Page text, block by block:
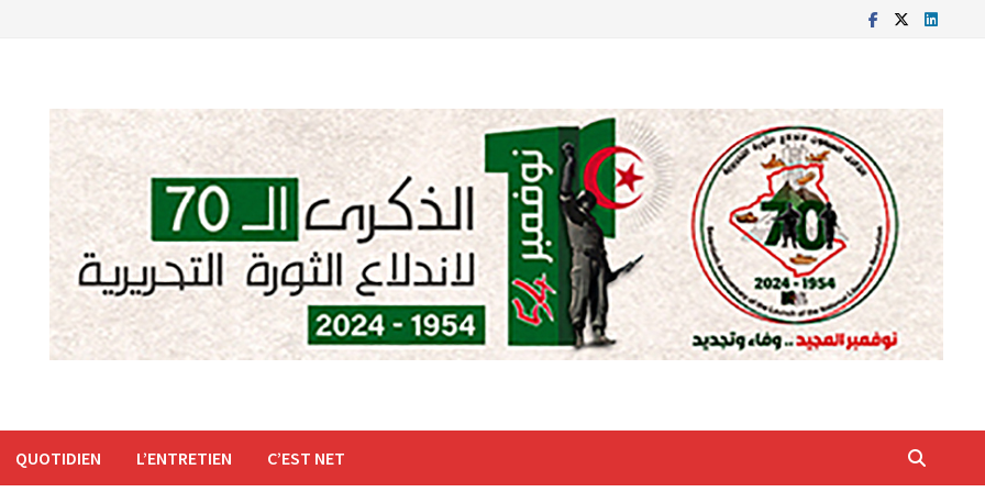
QUOTIDIEN L’ENTRETIEN C’EST NET